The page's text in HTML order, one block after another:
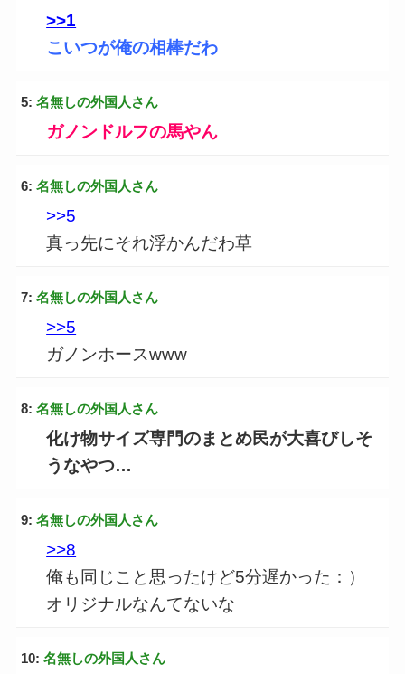
>>1
こいつが俺の相棒だわ
5: 名無しの外国人さん
ガノンドルフの馬やん
6: 名無しの外国人さん
>>5
真っ先にそれ浮かんだわ草
7: 名無しの外国人さん
>>5
ガノンホースwww
8: 名無しの外国人さん
化け物サイズ専門のまとめ民が大喜びしそ
うなやつ…
9: 名無しの外国人さん
>>8
俺も同じこと思ったけど5分遅かった：）
オリジナルなんてないな
10: 名無しの外国人さん